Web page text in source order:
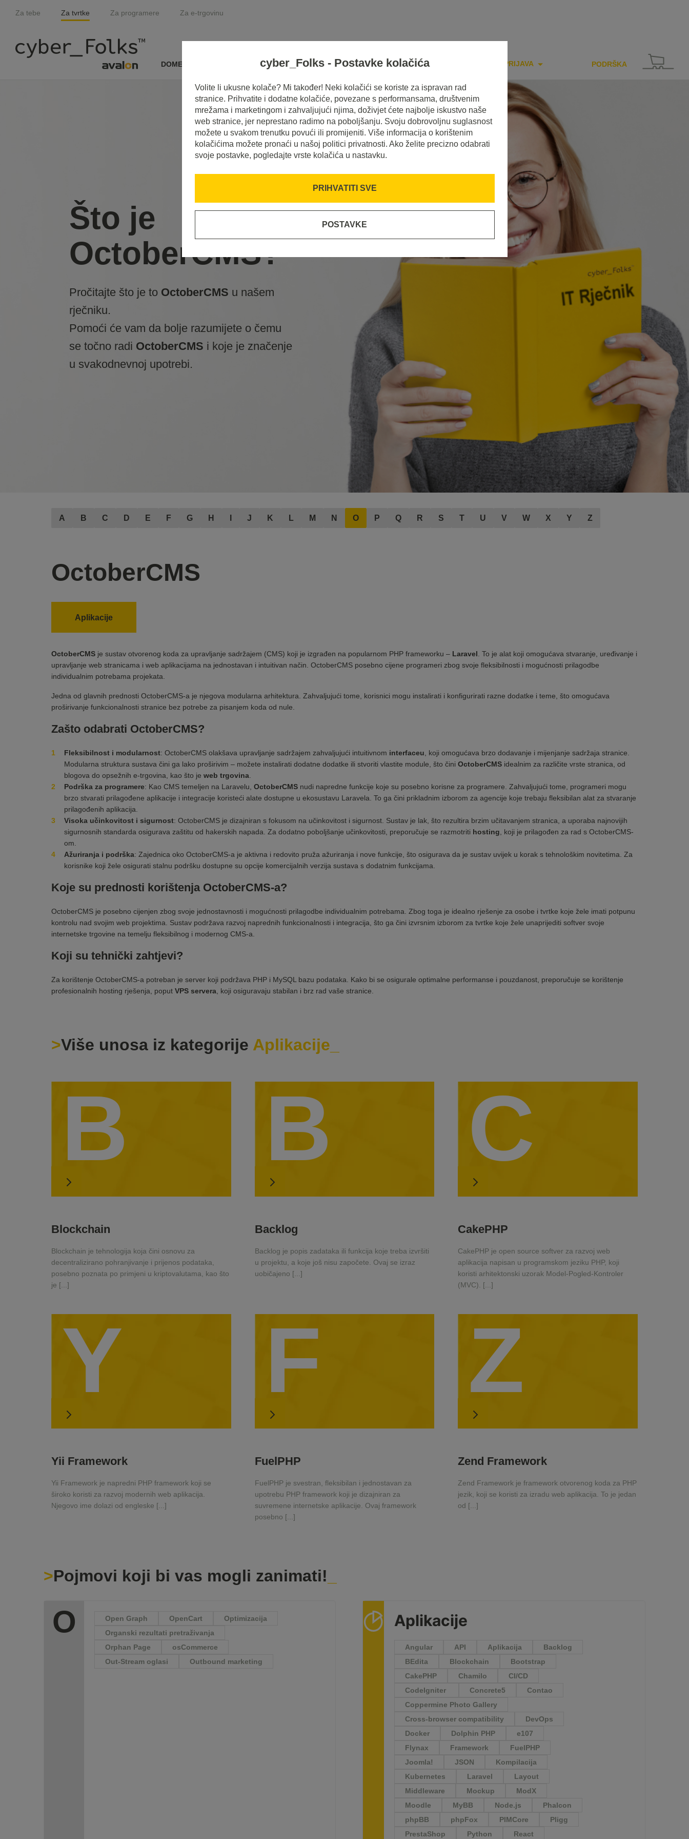
Za tebe Za tvrtke Za programere Za e-trgovinu
DOMENE I SSL HOSTING SERVERI INSPIRACIJE PRIJAVA PODRŠKA
Što je
OctoberCMS?
Pročitajte što je to OctoberCMS u našem
rječniku.
Pomoći će vam da bolje razumijete o čemu
se točno radi OctoberCMS i koje je značenje
u svakodnevnoj upotrebi.
A B C D E F G H J K L M N O P Q R S T U V W X Y Z
OctoberCMS
Aplikacije
OctoberCMS je sustav otvorenog koda za upravljanje sadržajem (CMS) koji je izgrađen na popularnom PHP frameworku – Laravel. To je alat koji omogućava stvaranje, uređivanje i
upravljanje web stranicama i web aplikacijama na jednostavan i intuitivan način. OctoberCMS posebno cijene programeri zbog svoje fleksibilnosti i mogućnosti prilagodbe
individualnim potrebama projekata.
Jedna od glavnih prednosti OctoberCMS-a je njegova modularna arhitektura. Zahvaljujući tome, korisnici mogu instalirati i konfigurirati razne dodatke i teme, što omogućava
proširivanje funkcionalnosti stranice bez potrebe za pisanjem koda od nule.
Zašto odabrati OctoberCMS?
Fleksibilnost i modularnost: OctoberCMS olakšava upravljanje sadržajem zahvaljujući intuitivnom interfaceu, koji omogućava brzo dodavanje i mijenjanje sadržaja stranice.
Modularna struktura sustava čini ga lako proširivim – možete instalirati dodatne dodatke ili stvoriti vlastite module, što čini OctoberCMS idealnim za različite vrste stranica, od
blogova do opsežnih e-trgovina, kao što je web trgovina.
Podrška za programere: Kao CMS temeljen na Laravelu, OctoberCMS nudi napredne funkcije koje su posebno korisne za programere. Zahvaljujući tome, programeri mogu
brzo stvarati prilagođene aplikacije i integracije koristeći alate dostupne u ekosustavu Laravela. To ga čini prikladnim izborom za agencije koje trebaju fleksibilan alat za stvaranje
prilagođenih aplikacija.
Visoka učinkovitost i sigurnost: OctoberCMS je dizajniran s fokusom na učinkovitost i sigurnost. Sustav je lak, što rezultira brzim učitavanjem stranica, a uporaba najnovijih
sigurnosnih standarda osigurava zaštitu od hakerskih napada. Za dodatno poboljšanje učinkovitosti, preporučuje se razmotriti hosting, koji je prilagođen za rad s OctoberCMS-
om.
Ažuriranja i podrška: Zajednica oko OctoberCMS-a je aktivna i redovito pruža ažuriranja i nove funkcije, što osigurava da je sustav uvijek u korak s tehnološkim novitetima. Za
korisnike koji žele osigurati stalnu podršku dostupne su opcije komercijalnih verzija sustava s dodatnim funkcijama.
Koje su prednosti korištenja OctoberCMS-a?
OctoberCMS je posebno cijenjen zbog svoje jednostavnosti i mogućnosti prilagodbe individualnim potrebama. Zbog toga je idealno rješenje za osobe i tvrtke koje žele imati potpunu
kontrolu nad svojim web projektima. Sustav podržava razvoj naprednih funkcionalnosti i integracija, što ga čini izvrsnim izborom za tvrtke koje žele unaprijediti softver svoje
internetske trgovine na temelju fleksibilnog i modernog CMS-a.
Koji su tehnički zahtjevi?
Za korištenje OctoberCMS-a potreban je server koji podržava PHP i MySQL bazu podataka. Kako bi se osigurale optimalne performanse i pouzdanost, preporučuje se korištenje
profesionalnih hosting rješenja, poput VPS servera, koji osiguravaju stabilan i brz rad vaše stranice.
Više unosa iz kategorije Aplikacije
B
Blockchain
Blockchain je tehnologija koja čini osnovu za
decentralizirano pohranjivanje i prijenos podataka,
posebno poznata po primjeni u kriptovalutama, kao što
je [...]
B
Backlog
Backlog je popis zadataka ili funkcija koje treba izvršiti
u projektu, a koje još nisu započete. Ovaj se izraz
uobičajeno [...]
C
CakePHP
CakePHP je open source softver za razvoj web
aplikacija napisan u programskom jeziku PHP, koji
koristi arhitektonski uzorak Model-Pogled-Kontroler
(MVC). [...]
Y
Yii Framework
Yii Framework je napredni PHP framework koji se
široko koristi za razvoj modernih web aplikacija.
Njegovo ime dolazi od engleske [...]
F
FuelPHP
FuelPHP je svestran, fleksibilan i jednostavan za
upotrebu PHP framework koji je dizajniran za
suvremene internetske aplikacije. Ovaj framework
posebno [...]
Z
Zend Framework
Zend Framework je framework otvorenog koda za PHP
jezik, koji se koristi za izradu web aplikacija. To je jedan
od [...]
Pojmovi koji bi vas mogli zanimati!
O Open Graph OpenCart
Optimizacija
Organski rezultati pretraživanja
Orphan Page
osCommerce
Out-Stream oglasi
Outbound marketing
Aplikacije
Angular API Aplikacija
Backlog
BEdita
Blockchain
Bootstrap
CakePHP
Chamilo
CI/CD
CodeIgniter
Concrete5
Contao
Coppermine Photo Gallery
Cross-browser compatibility
DevOps
Docker
Dolphin PHP
e107
Flynax
Framework
FuelPHP
Joomla!
JSON
Kompilacija
Kubernetes
Laravel
Layout
Middleware
Mockup
ModX
Moodle
MyBB Node.js
Phalcon
phpBB
phpFox PIMCore
Pligg
PrestaShop
Python React
cyber_Folks - Postavke kolačića
Volite li ukusne kolače? Mi također! Neki kolačići se koriste za ispravan rad
stranice. Prihvatite i dodatne kolačiće, povezane s performansama, društvenim
mrežama i marketingom i zahvaljujući njima, doživjet ćete najbolje iskustvo naše
web stranice, jer neprestano radimo na poboljšanju. Svoju dobrovoljnu suglasnost
možete u svakom trenutku povući ili promijeniti. Više informacija o korištenim
kolačićima možete pronaći u našoj politici privatnosti. Ako želite precizno odabrati
svoje postavke, pogledajte vrste kolačića u nastavku.
PRIHVATITI SVE
POSTAVKE